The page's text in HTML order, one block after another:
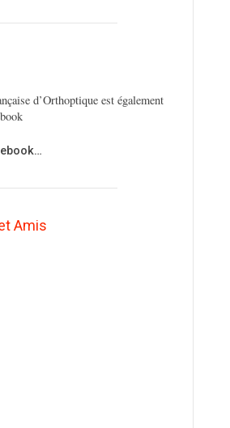
d’Orthoptique est également
Amis